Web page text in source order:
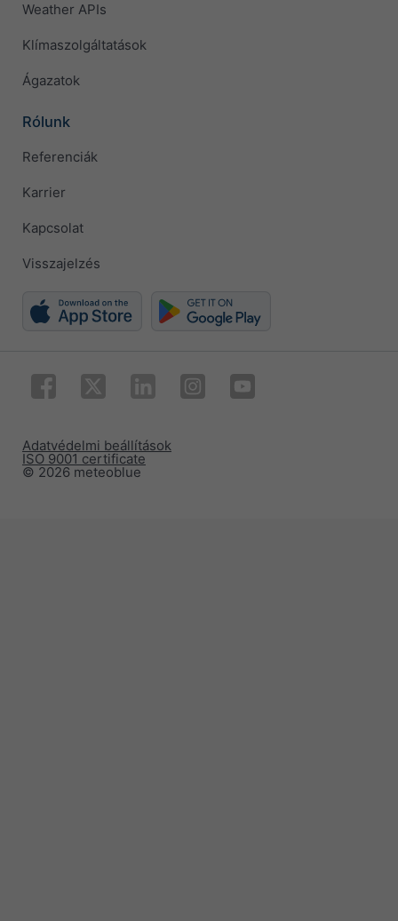
Weather APIs
Klímaszolgáltatások
Ágazatok
Rólunk
Referenciák
Karrier
Kapcsolat
Visszajelzés
© 2026 meteoblue
ISO 9001 certificate
Adatvédelmi beállítások